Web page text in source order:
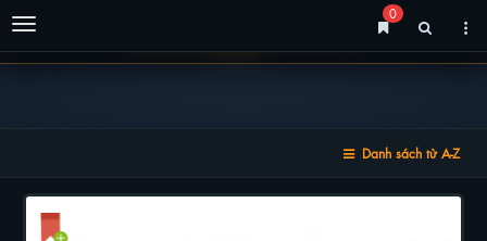
Menu
0
Danh sách từ A-Z